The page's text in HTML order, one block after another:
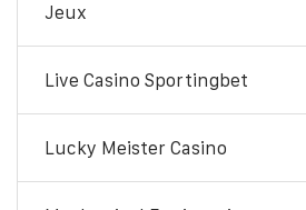
Jeux
Live Casino Sportingbet
Lucky Meister Casino